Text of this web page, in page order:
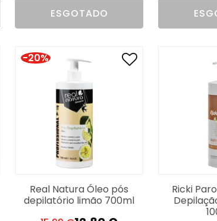
ESGOTADO
-20%
Real Natura Óleo pós
depilatório limão 700ml
Ricki